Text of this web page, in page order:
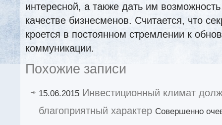
интересной, а также дать им
качестве бизнесменов. Считается, что
кроется в постоянном стремлении к
коммуникации.
Похожие записи
15.06.2015 Инвестиционный климат
благоприятный характер Совершенно